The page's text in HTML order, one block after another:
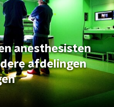
anesthesisten
afdelingen